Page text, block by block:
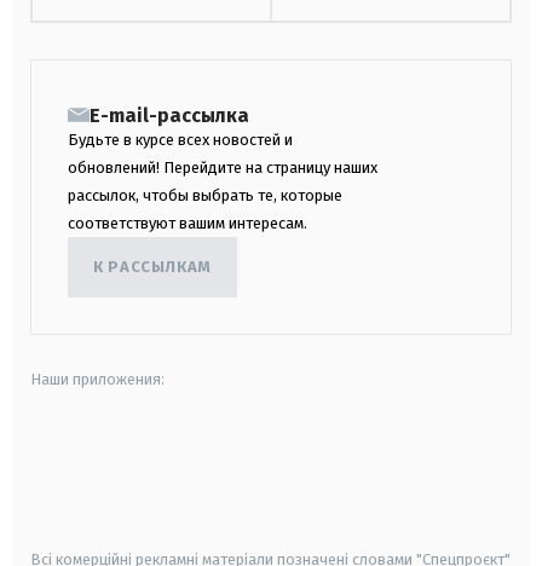
E-mail-рассылка
Будьте в курсе всех новостей и
обновлений! Перейдите на страницу наших
рассылок, чтобы выбрать те, которые
соответствуют вашим интересам.
К РАССЫЛКАМ
Наши приложения:
Всі комерційні рекламні матеріали позначені словами "Спецпроєкт"